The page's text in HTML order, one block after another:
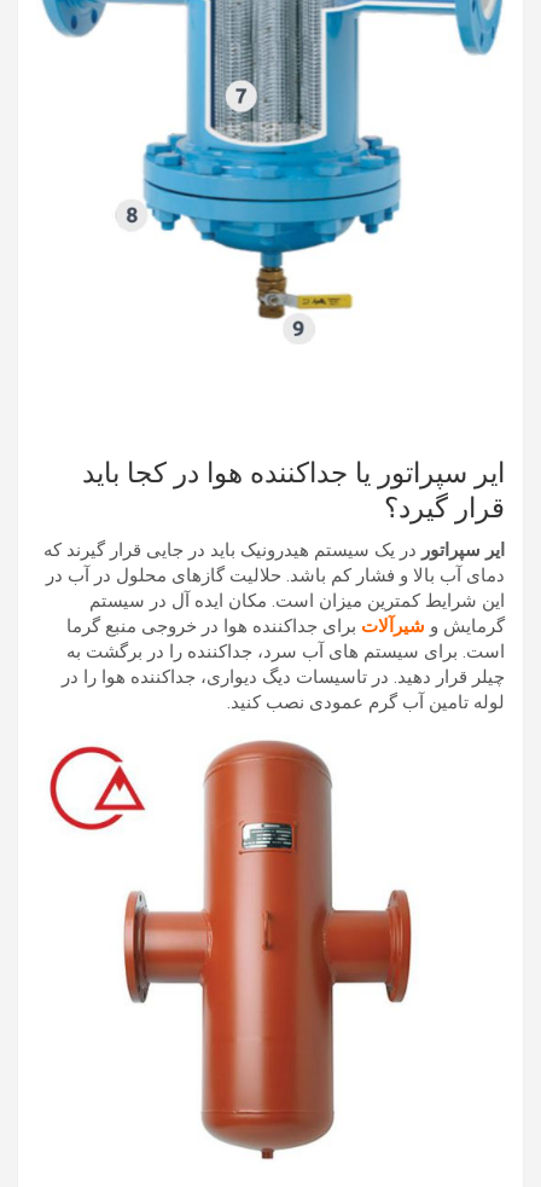
ایر سپراتور یا جداکننده هوا در کجا باید
قرار گیرد؟
ایر سپراتور در یک سیستم هیدرونیک باید در جایی قرار گیرند که
دمای آب بالا و فشار کم باشد. حلالیت گازهای محلول در آب در
این شرایط کمترین میزان است. مکان ایده آل در سیستم
گرمایش و شیرآلات برای جداکننده هوا در خروجی منبع گرما
است. برای سیستم های آب سرد، جداکننده را در برگشت به
چیلر قرار دهید. در تاسیسات دیگ دیواری، جداکننده هوا را در
لوله تامین آب گرم عمودی نصب کنید.